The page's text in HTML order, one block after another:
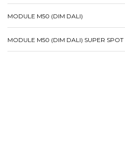
MODULE M50 (DIM DALI)
MODULE M50 (DIM DALI) SUPER SPOT